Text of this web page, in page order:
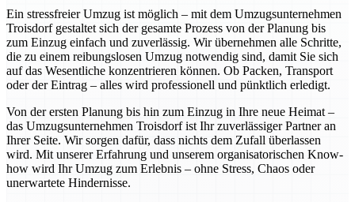
Ein stressfreier Umzug ist möglich – mit dem Umzugsunternehmen
Troisdorf gestaltet sich der gesamte Prozess von der Planung bis
zum Einzug einfach und zuverlässig. Wir übernehmen alle Schritte,
die zu einem reibungslosen Umzug notwendig sind, damit Sie sich
auf das Wesentliche konzentrieren können. Ob Packen, Transport
oder der Eintrag – alles wird professionell und pünktlich erledigt.
Von der ersten Planung bis hin zum Einzug in Ihre neue Heimat –
das Umzugsunternehmen Troisdorf ist Ihr zuverlässiger Partner an
Ihrer Seite. Wir sorgen dafür, dass nichts dem Zufall überlassen
wird. Mit unserer Erfahrung und unserem organisatorischen Know-
how wird Ihr Umzug zum Erlebnis – ohne Stress, Chaos oder
unerwartete Hindernisse.